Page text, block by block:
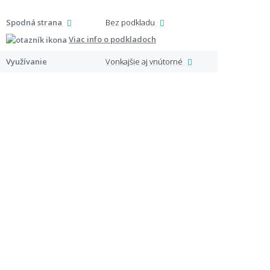
Spodná strana
Bez podkladu
Viac info o podkladoch
Využívanie Vonkajšie aj vnútorné